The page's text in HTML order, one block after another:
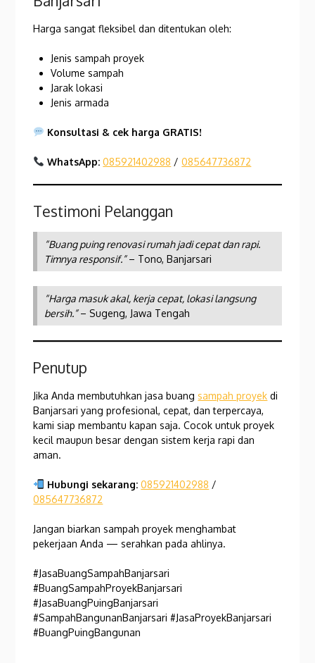
Harga sangat fleksibel dan ditentukan oleh:
Jenis sampah proyek
Volume sampah
Jarak lokasi
Jenis armada
Konsultasi & cek harga GRATIS!
WhatsApp: 085921402988 /085647736872
Testimoni Pelanggan
“Buang puing renovasi rumah jadi cepat dan rapi.
Timnya responsif.”– Tono, Banjarsari
“Harga masuk akal, kerja cepat, lokasi langsung
bersih.”– Sugeng, Jawa Tengah
Penutup
Jika Anda membutuhkan jasa buangsampah proyek di
Banjarsari yang profesional, cepat, dan terpercaya,
kami siap membantu kapan saja. Cocok untuk proyek
kecil maupun besar dengan sistem kerja rapi dan
aman.
Hubungi sekarang: 085921402988 /
085647736872
Jangan biarkan sampah proyek menghambat
pekerjaan Anda — serahkan pada ahlinya.
#JasaBuangSampahBanjarsari
#BuangSampahProyekBanjarsari
#JasaBuangPuingBanjarsari
#SampahBangunanBanjarsari #JasaProyekBanjarsari
#BuangPuingBangunan